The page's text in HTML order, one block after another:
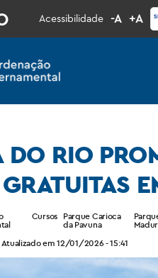
Acessibilidade -A +A
DO RIO
Cursos
Parque Carioca
da Pavuna
Atualizado em 12/01/2026 - 15:41